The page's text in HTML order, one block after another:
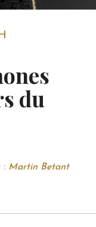
du
: Martin Betant